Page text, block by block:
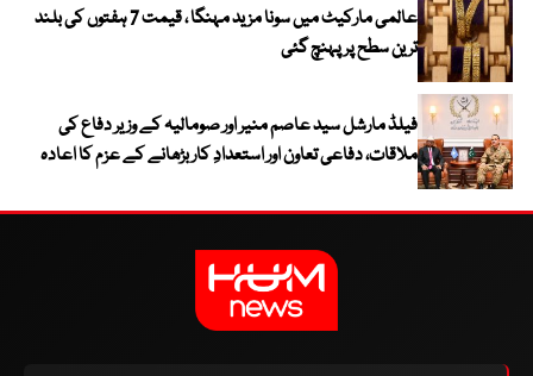
عالمی مارکیٹ میں سونا مزید مہنگا ، قیمت 7 ہفتوں کی بلند
ترین سطح پر پہنچ گئی
فیلڈ مارشل سید عاصم منیر اور صومالیہ کے وزیر دفاع کی
ملاقات، دفاعی تعاون اور استعدادِ کار بڑھانے کے عزم کا اعادہ